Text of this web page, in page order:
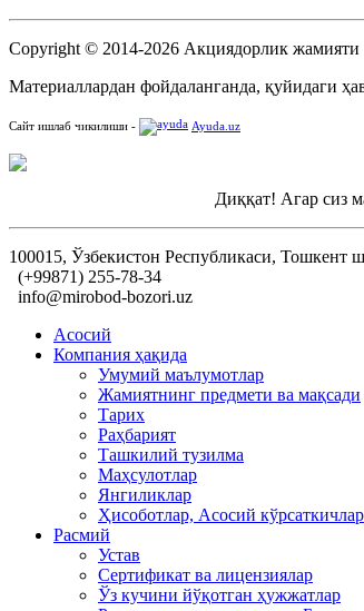
Copyright © 2014-2026 Акциядорлик
Материаллардан фойдаланганда, қуйидаги
Сайт ишлаб чикилиши - Ayuda.uz
Диққат! Агар сиз
100015, Ўзбекистон Республикаси, Тошкент
(+99871) 255-78-34
info@mirobod-bozori.uz
Асосий
Компания ҳақида
Умумий маълумотлар
Жамиятнинг предмети ва мақсади
Тарих
Раҳбарият
Ташкилий тузилма
Маҳсулотлар
Янгиликлар
Ҳисоботлар, Асосий кўрсаткичлар
Расмий
Устав
Сертификат ва лицензиялар
Ўз кучини йўқотган ҳужжатлар